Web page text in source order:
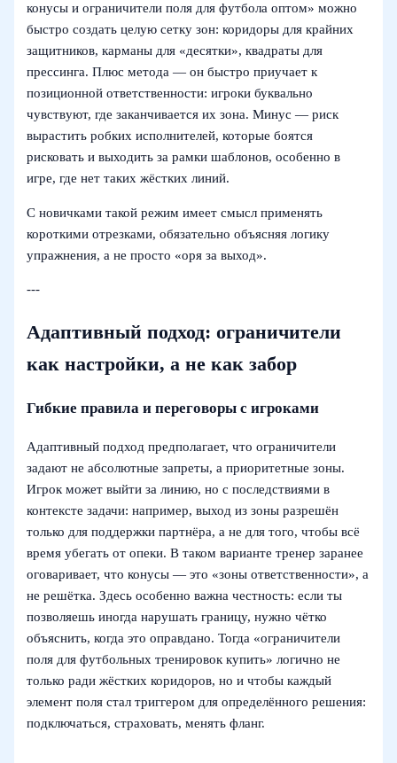
конусы и ограничители поля для футбола оптом» можно
быстро создать целую сетку зон: коридоры для крайних
защитников, карманы для «десятки», квадраты для
прессинга. Плюс метода — он быстро приучает к
позиционной ответственности: игроки буквально
чувствуют, где заканчивается их зона. Минус — риск
вырастить робких исполнителей, которые боятся
рисковать и выходить за рамки шаблонов, особенно в
игре, где нет таких жёстких линий.
С новичками такой режим имеет смысл применять
короткими отрезками, обязательно объясняя логику
упражнения, а не просто «оря за выход».
---
Адаптивный подход: ограничители
как настройки, а не как забор
Гибкие правила и переговоры с игроками
Адаптивный подход предполагает, что ограничители
задают не абсолютные запреты, а приоритетные зоны.
Игрок может выйти за линию, но с последствиями в
контексте задачи: например, выход из зоны разрешён
только для поддержки партнёра, а не для того, чтобы всё
время убегать от опеки. В таком варианте тренер заранее
оговаривает, что конусы — это «зоны ответственности», а
не решётка. Здесь особенно важна честность: если ты
позволяешь иногда нарушать границу, нужно чётко
объяснить, когда это оправдано. Тогда «ограничители
поля для футбольных тренировок купить» логично не
только ради жёстких коридоров, но и чтобы каждый
элемент поля стал триггером для определённого решения:
подключаться, страховать, менять фланг.